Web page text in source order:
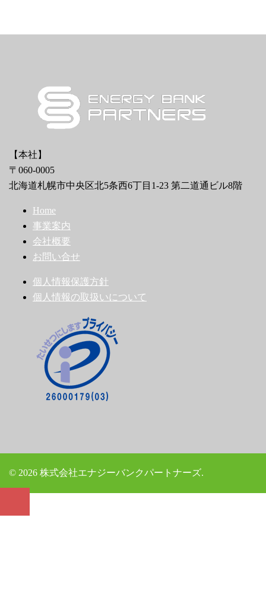
【本社】
〒060-0005
北海道札幌市中央区北5条西6丁目1-23 第二道通ビル8階
Home
事業案内
会社概要
お問い合せ
個人情報保護方針
個人情報の取扱いについて
© 2026 株式会社エナジーバンクパートナーズ.